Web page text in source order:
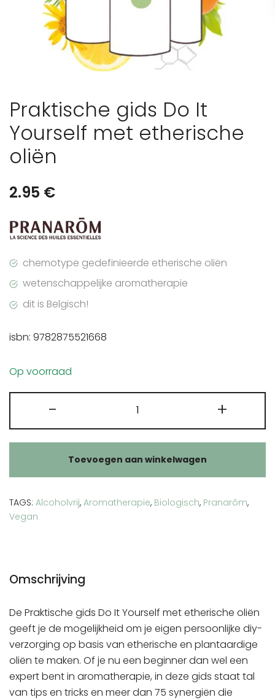
Praktische gids Do It
Yourself met etherische
oliën
2.95 €
chemotype gedefinieerde etherische oliën
wetenschappelijke aromatherapie
dit is Belgisch!
isbn: 9782875521668
Op voorraad
-
gids
Do
Yourself
met
etherische
oliën
+
Toevoegen aan winkelwagen
TAGS: Alcoholvrij, Aromatherapie, Biologisch, Pranarôm,
Vegan
Omschrijving
De Praktische gids Do It Yourself met etherische oliën
geeft je de mogelijkheid om je eigen persoonlijke diy-
verzorging op basis van etherische en plantaardige
oliën te maken. Of je nu een beginner dan wel een
expert bent in aromatherapie, in deze gids staat tal
van tips en tricks en meer dan 75 synergiën die